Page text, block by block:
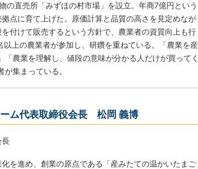
の直売所「みずほの村市場」を設立。年商7億円という
点に育て上げた。原価計算と品質の高さを見定めなが
付けて販売するという方針で、農業者の資質向上も行
以上の農業者が参加し、研鑽を重ねている。「農業を産
農業を理解し、値段の意味が分かる人だけが買ってく
集まっている。
ム代表取締役会長 松岡 義博
長
を進め、創業の原点である「産みたての温かいたまご